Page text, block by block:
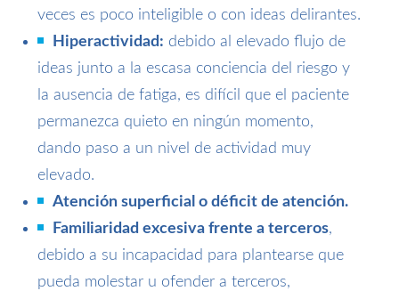
veces es poco inteligible o con ideas delirantes.
Hiperactividad: debido al elevado flujo de
ideas junto a la escasa conciencia del riesgo y
la ausencia de fatiga, es difícil que el paciente
permanezca quieto en ningún momento,
dando paso a un nivel de actividad muy
elevado.
Atención superficial o déficit de atención.
Familiaridad excesiva frente a terceros,
debido a su incapacidad para plantearse que
pueda molestar u ofender a terceros,